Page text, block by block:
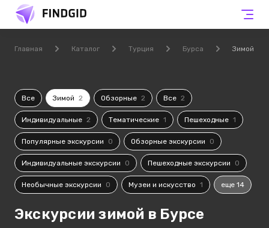
Главная Каталог Турция Бурса Зимой
Все Зимой 2 Обзорные 2 Все 2
Индивидуальные 2 Тематические 1 Пешеходные 1
Популярные экскурсии 0 Обзорные экскурсии 0
Индивидуальные экскурсии 0 Пешеходные экскурсии 0
Необычные экскурсии 0 Музеи и искусство 1 еще 14
Экскурсии зимой в Бурсе